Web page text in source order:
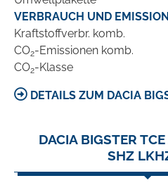
VERBRAUCH UND
Kraftstoffverbr. komb.
CO2-Emissionen komb.
CO2-Klasse
DETAILS ZUM DACIA
DACIA BIGSTER
SHZ